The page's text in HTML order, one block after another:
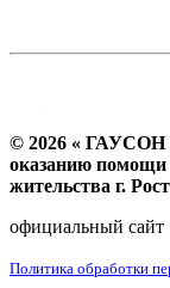
© 2026 « ГАУСОН
оказанию помощи
жительства г.
официальный сайт
Политика обработки